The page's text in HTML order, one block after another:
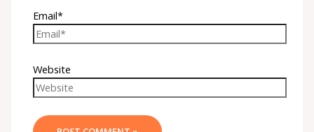
Email*
Website